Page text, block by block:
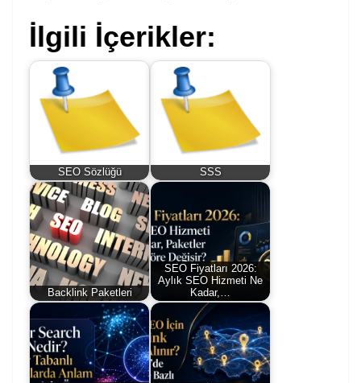
İlgili İçerikler:
SEO Sözlüğü SSS
Backlink Paketleri
SEO Fiyatları 2026:
Aylık SEO Hizmeti Ne
Kadar,…